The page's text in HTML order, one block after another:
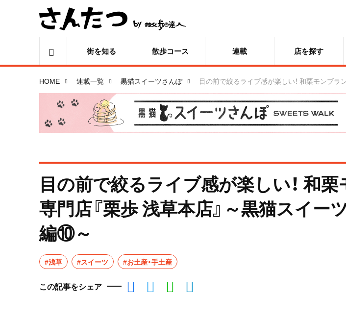
街を知る 散歩コース 連載 店を探す
HOME 連載一覧 黒猫スイーツさんぽ 目の前で絞るライブ感が楽しい！ 和栗モンブ
目の前で絞るライブ感が楽しい！ 和
専門店『栗歩 浅草本店』～黒猫スイー
編⑩～
#浅草 #スイーツ #お土産・手土産
この記事をシェア